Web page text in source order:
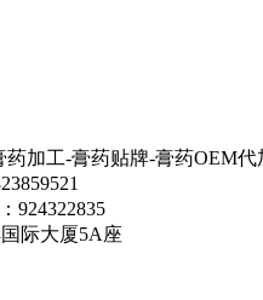
加工-膏药贴牌-膏药OEM代
924322835
际大厦5A座